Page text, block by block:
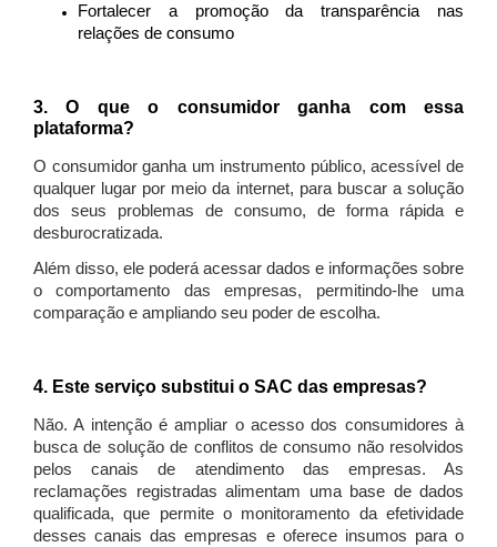
Fortalecer a promoção da transparência nas
relações de consumo
3. O que o consumidor ganha com essa
plataforma?
O consumidor ganha um instrumento público, acessível de
qualquer lugar por meio da internet, para buscar a solução
dos seus problemas de consumo, de forma rápida e
desburocratizada.
Além disso, ele poderá acessar dados e informações sobre
o comportamento das empresas, permitindo-lhe uma
comparação e ampliando seu poder de escolha.
4. Este serviço substitui o SAC das empresas?
Não. A intenção é ampliar o acesso dos consumidores à
busca de solução de conflitos de consumo não resolvidos
pelos canais de atendimento das empresas. As
reclamações registradas alimentam uma base de dados
qualificada, que permite o monitoramento da efetividade
desses canais das empresas e oferece insumos para o